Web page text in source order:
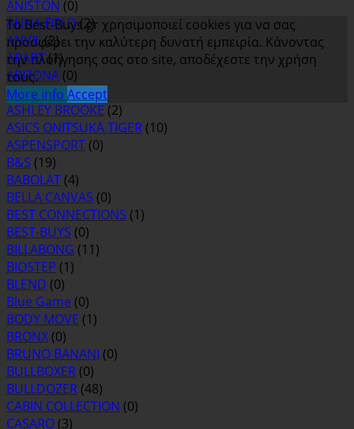
ANISTON (0)
ANNA FIELD(2)
ANVIL(2)
APART(1)
ARIZONA (0)
ASH(0)
ASHLEY BROOKE (2)
ASICS ONITSUKA TIGER (10)
ASPENSPORT (0)
B&S (19)
BABOLAT (4)
BELLA CANVAS (0)
BEST CONNECTIONS (1)
BEST-BUYS (0)
BILLABONG (11)
BIOSTEP (1)
BLEND (0)
Blue Game (0)
BODY MOVE (1)
BRONX (0)
BRUNO BANANI (0)
BULLBOXER (0)
BULLDOZER (48)
CABIN COLLECTION (0)
CASARO (3)
Το Best-Buys.gr χρησιμοποιεί cookies για να σας
προσφέρει την καλύτερη δυνατή εμπειρία. Κάνοντας
την πλοήγησης σας στο site, αποδέχεστε την χρήση
τους.
More info Accept